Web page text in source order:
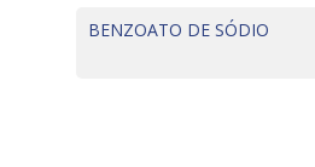
BENZOATO DE SÓDIO